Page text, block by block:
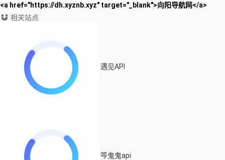
<a href="https://dh.xyznb.xyz" target="_blank">向阳导航网</a>
相关站点
遇见API
笒鬼鬼api